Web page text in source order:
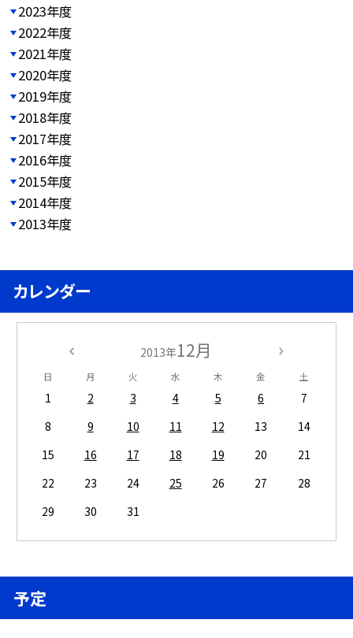
2023年度
2022年度
2021年度
2020年度
2019年度
2018年度
2017年度
2016年度
2015年度
2014年度
2013年度
カレンダー
2013年12月
日 月 火 水 木 金 土
1 2 3 4 5 6
7
8
9 10 11 12 13
14
15
16 17 18 19 20
21
22
23 24 25 26 27
28
29
30 31
予定